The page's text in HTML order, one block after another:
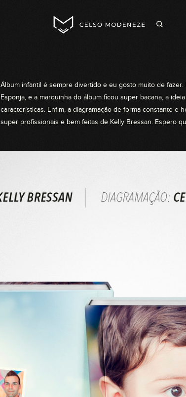
Álbum infantil é sempre divertido e eu gosto muito de
Esponja, e a marquinha do álbum ficou super bacana, a
características. Enfim, a diagramação de forma constante e
super profissionais e bem feitas de Kelly Bressan. Espero